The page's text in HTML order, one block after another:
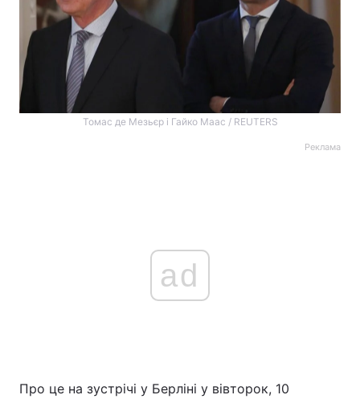
Томас де Мезьєр і Гайко Маас / REUTERS
Реклама
ad
Про це на зустрічі у Берліні у вівторок, 10